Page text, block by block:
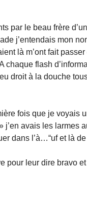
par le beau frère
j’entendais mon
là m’ont fait
chaque flash
droit à la douche
fois que je voyais
j’en avais les larmes
dans l’à…“uf et là
pour leur dire bravo et